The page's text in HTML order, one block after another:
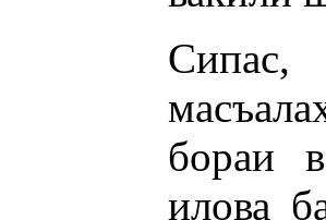
Сипас,
бораи
илова